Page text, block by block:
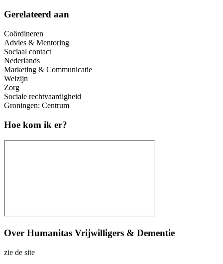
Gerelateerd aan
Coördineren
Advies & Mentoring
Sociaal contact
Nederlands
Marketing & Communicatie
Welzijn
Zorg
Sociale rechtvaardigheid
Groningen: Centrum
Hoe kom ik er?
Over Humanitas Vrijwilligers & Dementie
zie de site